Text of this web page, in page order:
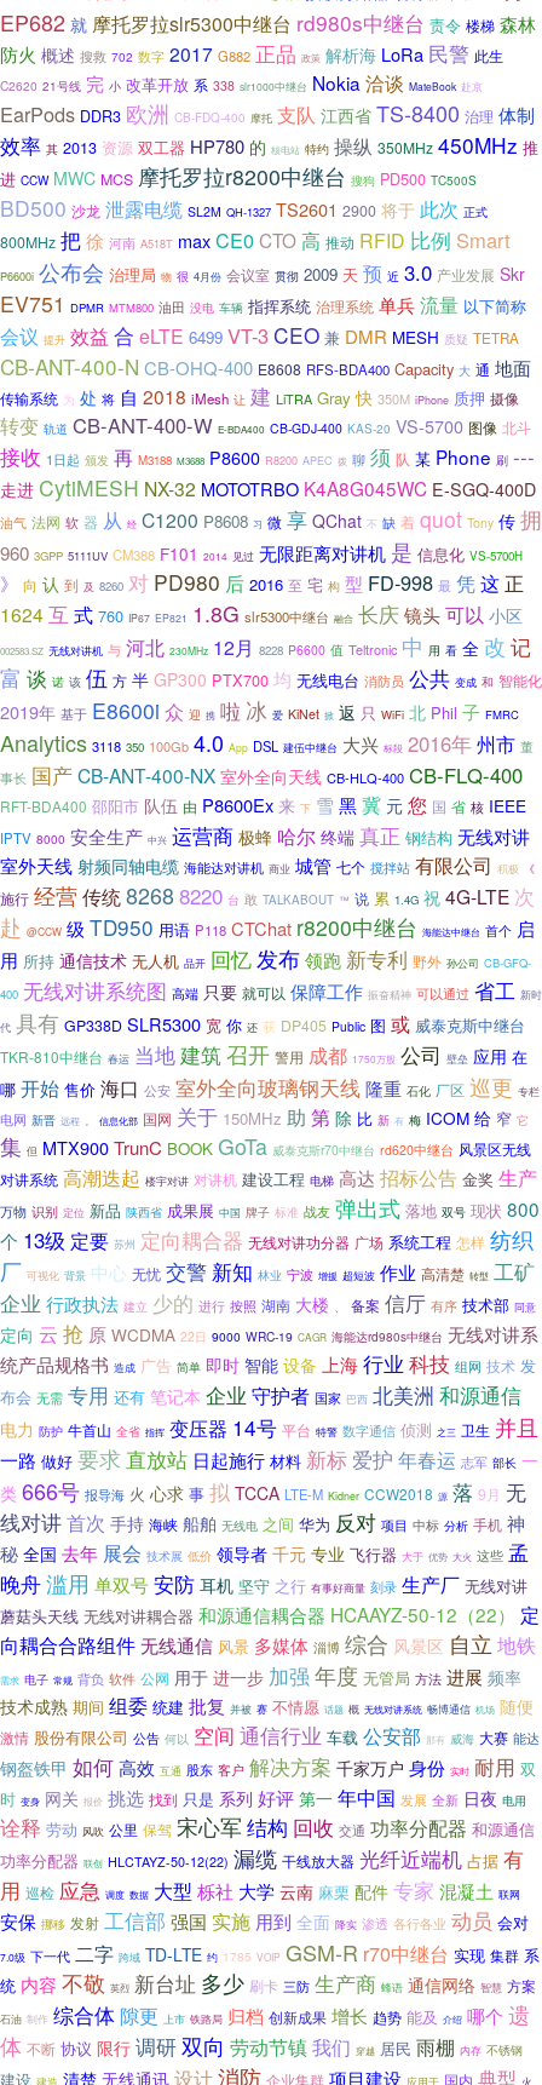
EP682 就 摩托罗拉slr5300中继台 rd980s中继台 责令 楼梯 森林
防火 概述 搜救 702 数字 2017 G882 正品 政策 解析海 LoRa 民警 此生
C2620 21号线 完 小 改革开放 系 338 slr1000中继台 Nokia 洽谈 MateBook 赴京
EarPods DDR3 欧洲 CB-FDQ-400 摩托 支队 江西省 TS-8400 治理 体制
效率 其 2013 资源 双工器 HP780 的 核电站 特约 操纵 350MHz 450MHz 推
进 CCW MWC MCS 摩托罗拉r8200中继台 搜狗 PD500 TC500S
BD500 沙龙 泄露电缆 SL2M QH-1327 TS2601 2900 将于 此次 正式
800MHz 把徐 河南 A518T maxCE0 CTO高 推动 RFID 比例 Smart
P6600i 公布会 治理局 物 很 4月份 会议室 贯彻 2009 天 预 近 3.0 产业发展 Skr
EV751 DPMR MTM800 油田 没电 车辆 指挥系统 治理系统 单兵流量 以下简称
会议 提升 效益 合 eLTE 6499 VT-3CEO 兼 DMR MESH 质疑 TETRA
CB-ANT-400-N CB-OHQ-400 E8608 RFS-BDA400 Capacity 大 通 地面
传输系统 为 处 将 自 2018 iMesh 让 建 LiTRA Gray 快 350M iPhone 质押 摄像
转变 轨道 CB-ANT-400-W E-BDA400 CB-GDJ-400 KAS-20 VS-5700 图像 北斗
接收 1日起 颁发 再 M3188 M3688 P8600 R8200 APEC 拨 聊 须 队 某 Phone 刷 ---
走进 CytiMESH NX-32 MOTOTRBO K4A8G045WC E-SGQ-400D
油气 法网 软 器 从 经 C1200 P8608 习 微 享 QChat 不 缺 着 quot Tony 传 拥
960 3GPP 5111UV CM388 F101 2014 见过 无限距离对讲机 是 信息化 VS-5700H
》 向 认 到 及 8260 对 PD980 后 2016 至 宅 构 型 FD-998 最 凭这 正
1624互 式 760 IP67 EP821 1.8G slr5300中继台 融合 长庆镜头可以 小区
002583.SZ 无线对讲机 与 河北 230MHz 12月 8228 P6600 值 Teltronic 中 用 看 全 改 记
富 谈 诺 该 伍 方 半 GP300 PTX700 均 无线电台 消防员 公共 变成 和 智能化
2019年 基于 E8600i 众 迎 携 啦 冰 爱 KiNet 掀 返 只 WiFi 北 Phil 子 FMRC
Analytics 3118 350 100Gb 4.0 App DSL 建伍中继台 大兴 标段 2016年州市 董
事长 国产CB-ANT-400-NX 室外全向天线 CB-HLQ-400 CB-FLQ-400
RFT-BDA400 邵阳市 队伍 由 P8600Ex 来 下 雪 黑冀 元 您 国 省 核 IEEE
IPTV 8000 安全生产 中兴 运营商极蜂 哈尔 终端 真正 钢结构 无线对讲
室外天线 射频同轴电缆 海能达对讲机 商业 城管 七个 搅拌站 有限公司 积极 《
施行 经营传统8268 8220 台 敢 TALKABOUT ™ 说 累 1.4G 祝4G-LTE 次
赴 @CCW 级 TD950 用语 P118 CTChat r8200中继台 海能达中继台 首个 启
用 所持 通信技术 无人机 品开 回忆发布领跑 新专利 野外 孙公司 CB-GFQ-
400 无线对讲系统图 高端 只要 就可以 保障工作 振奋精神 可以通过 省工 新时
代 具有 GP338D SLR5300 宽 你 还 获 DP405 Public 图 或 威泰克斯中继台
TKR-810中继台 春运 当地建筑召开 警用 成都 1750万股 公司 壁垒 应用 在
哪 开始 售价 海口 公安 室外全向玻璃钢天线隆重 石化 厂区 巡更 专栏
电网 新晋 远程 信息化部 国网 关于 150MHz 助 第 除 比 新 有 梅 ICOM 给 窄 它
集 但 MTX900TrunC BOOK GoTa 威泰克斯r70中继台 rd620中继台 风景区无线
对讲系统 高潮迭起 楼宇对讲 对讲机 建设工程 电梯 高达 招标公告 金奖 生产
万物 识别 定位 新品 陕西省 成果展 中国 牌子 标准 战友 弹出式 落地 双号 现状 800
个 13级 定要 苏州 定向耦合器 无线对讲功分器 广场 系统工程 怎样 纺织
厂 可视化 背景 中心 无忧 交警 新知 林业 宁波 增援 超短波 作业 高清楚 转型 工矿
企业 行政执法 建立 少的 进行 按照 湖南 大楼 、 备案 信厅 有序 技术部 同意
定向 云 抢 原 WCDMA 22日 9000 WRC-19 CAGR 海能达rd980s中继台 无线对讲系
统产品规格书 造成 广告 简单 即时 智能 设备 上海行业 科技 组网 技术 发
布会 无需 专用 还有 笔记本 企业 守护者 国家 巴西 北美洲 和源通信
电力 防护 牛首山 全省 指挥 变压器 14号 平台 特警 数字通信 侦测 之三 卫生 并且
一路 做好 要求 直放站 日起施行 材料 新标爱护 年春运 志军 部长 一
类 666号 报导海 火 心求 事 拟 TCCA LTE-M Kidner CCW2018 源 落 9月 无
线对讲首次 手持 海峡 船舶 无线电 之间 华为 反对 项目 中标 分析 手机 神
秘 全国 去年 展会 技术展 低价 领导者 千元 专业 飞行器 大于 优势 大火 这些 孟
晚舟滥用 单双号安防 耳机 坚守 之行 有事好商量 刻录 生产厂 无线对讲
蘑菇头天线 无线对讲耦合器 和源通信耦合器 HCAAYZ-50-12（22）
定
向耦合合路组件无线通信 风景 多媒体 淄博 综合 风景区 自立 地铁
需求 电子 常规 背负 软件 公网 用于 进一步 加强 年度 无管局 方法 进展 频率
技术成熟 期间 组委 统建 批复 并被 赛 不情愿 话题 概 无线对讲系统 畅博通信 机场 随便
激情 股份有限公司 公告 何以 空间 通信行业 车载 公安部 那有 威海 大赛 能达
钢盔铁甲 如何高效 互通 股东 客户 解决方案 千家万户 身份 实时 耐用 双
时 变身 网关 报价 挑选 找到 只是 系列 好评 第一 年中国 发展 全新 日夜 电用
诠释 劳动 风吹 公里 保驾 宋心军 结构 回收 交通 功率分配器 和源通信
功率分配器 联创 HLCTAYZ-50-12(22) 漏缆 干线放大器 光纤近端机 占据 有
用 巡检 应急 调度 数据 大型 栎社 大学云南 麻栗 配件 专家 混凝土 联网
安保 挪移 发射 工信部 强国 实施 用到 全面 降实 渗透 各行各业 动员 会对
7.0级 下一代 二字 跨域 TD-LTE 约 1785 VOIP GSM-R r70中继台 实现 集群 系
统 内容 不敬 英烈 新台址 多少 刷卡 三防 生产商 蜂语 通信网络 智慧 方案
石油 制作 综合体 隙更 上市 铁路局 归档 创新成果 增长 趋势 能及 介绍 哪个 遗
体 不断 协议 限行 调研双向 劳动节镇我们 穿越 居民 雨棚 内存 不锈钢
建设 清楚 无线通讯 设计消防 企业集群 项目建设 应用于 国内 典型